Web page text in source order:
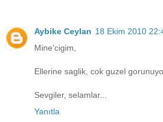
Aybike Ceylan 18 Ekim 2010
Mine'cigim,
Ellerine saglik, cok guzel
Sevgiler, selamlar...
Yanıtla